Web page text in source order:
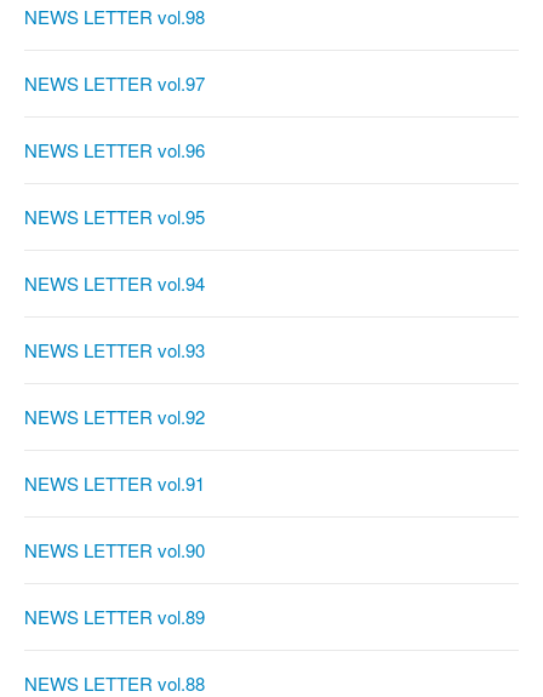
NEWS LETTER vol.98
NEWS LETTER vol.97
NEWS LETTER vol.96
NEWS LETTER vol.95
NEWS LETTER vol.94
NEWS LETTER vol.93
NEWS LETTER vol.92
NEWS LETTER vol.91
NEWS LETTER vol.90
NEWS LETTER vol.89
NEWS LETTER vol.88